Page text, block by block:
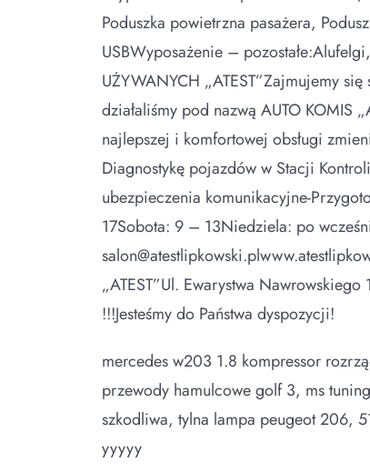
Poduszka powietrzna pasażera,
USBWyposażenie –
UŻYWANYCH „ATEST”Zajmujemy
działaliśmy pod nazwą AUTO KOMIS
najlepszej i komfortowej obsługi
Diagnostykę pojazdów w Stacji
ubezpieczenia komunikacyjne-
17Sobota: 9 – 13Niedziela: po
„ATEST”Ul. Ewarystwa
!!!Jesteśmy do Państwa dyspozycji!
mercedes w203 1.8 kompressor
przewody hamulcowe golf 3, ms
szkodliwa, tylna lampa peugeot 206,
yyyyy